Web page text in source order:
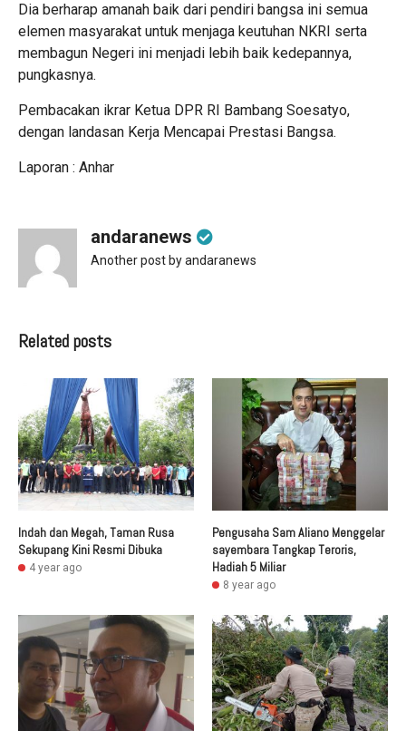
Dia berharap amanah baik dari pendiri bangsa ini semua
elemen masyarakat untuk menjaga keutuhan NKRI serta
membagun Negeri ini menjadi lebih baik kedepannya,
pungkasnya.
Pembacakan ikrar Ketua DPR RI Bambang Soesatyo,
dengan landasan Kerja Mencapai Prestasi Bangsa.
Laporan : Anhar
andaranews
Another post by andaranews
Related posts
Indah dan Megah, Taman Rusa
Sekupang Kini Resmi Dibuka
4 year ago
Pengusaha Sam Aliano Menggelar
sayembara Tangkap Teroris,
Hadiah 5 Miliar
8 year ago